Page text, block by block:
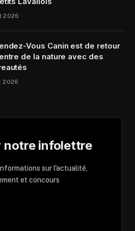
2026
Vous Canin est de retour
de la nature avec des
2026
notre infolettre
sur l'actualité,
et concours